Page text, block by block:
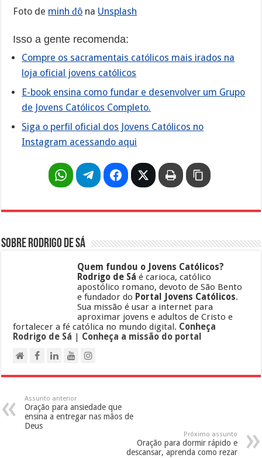
Foto de minh đô na Unsplash
Isso a gente recomenda:
Compre os sacramentais católicos mais irados na
loja oficial jovens católicos
E-book ensina como fundar e desenvolver um Grupo
de Jovens Católicos Completo.
Siga o perfil oficial dos Jovens Católicos no
Instagram acessando aqui
Sobre Rodrigo de Sá
Quem fundou o Jovens Católicos?
Rodrigo de Sá é carioca, católico
apostólico romano, devoto de São Bento
e fundador do Portal Jovens Católicos.
Sua missão é usar a internet para
aproximar jovens e adultos de Cristo e
fortalecer a fé católica no mundo digital. Conheça
Rodrigo de Sá | Conheça a missão do portal
Assunto anterior
Oração para ansiedade que
ensina a entregar nas mãos de
Deus
Próximo assunto
Oração para dormir rápido e
descansar, aprenda como rezar